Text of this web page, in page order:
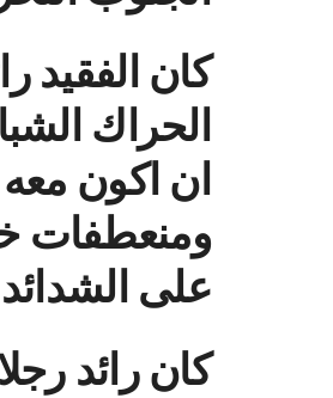
كان الفقيد
الحراك
ان اكون
ومنعطفات
على الشدائد
كان رائد